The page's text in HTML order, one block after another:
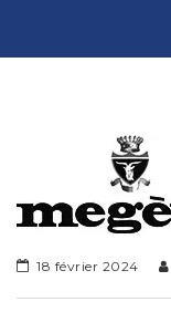
18 février 2024